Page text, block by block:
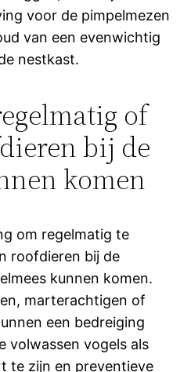
voor de pimpelmezen
van een evenwichtig
nestkast.
of
bij de
komen
om regelmatig te
roofdieren bij de
kunnen komen.
marterachtigen of
een bedreiging
volwassen vogels als
te zijn en preventieve